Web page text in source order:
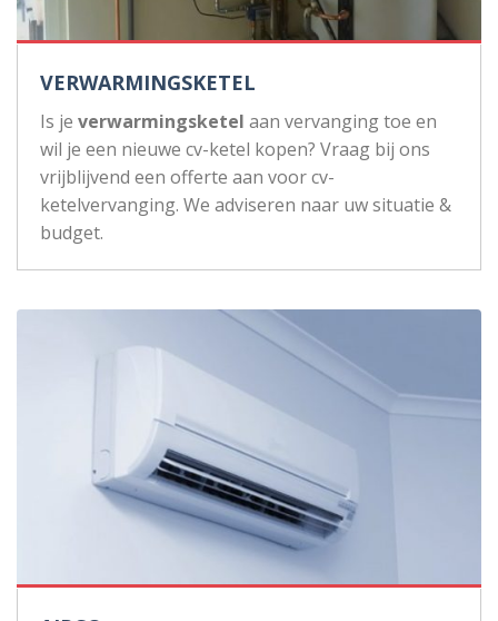
VERWARMINGSKETEL
Is je verwarmingsketel aan vervanging toe en
wil je een nieuwe cv-ketel kopen? Vraag bij ons
vrijblijvend een offerte aan voor cv-
ketelvervanging. We adviseren naar uw situatie &
budget.